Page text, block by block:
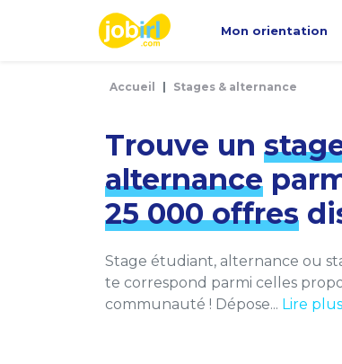
Mon orientation
Accueil Stages & alternance
Trouve un
alternance
25 000 offres
Stage étudiant, alternance ou
te correspond parmi celles
communauté ! Dépose... Lire plus
Panneau de gestion des cookies